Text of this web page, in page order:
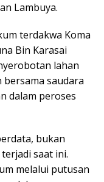
Lambuya.
terdakwa Koma
Bin Karasai
lahan
saudara
dalam peroses
bukan
saat ini.
melalui putusan